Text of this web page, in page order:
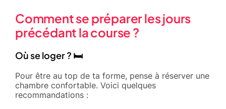
Comment se préparer les jours
précédant la course ?
Où se loger ? 🛏️
Pour être au top de ta forme, pense à réserver une
chambre confortable. Voici quelques
recommandations :